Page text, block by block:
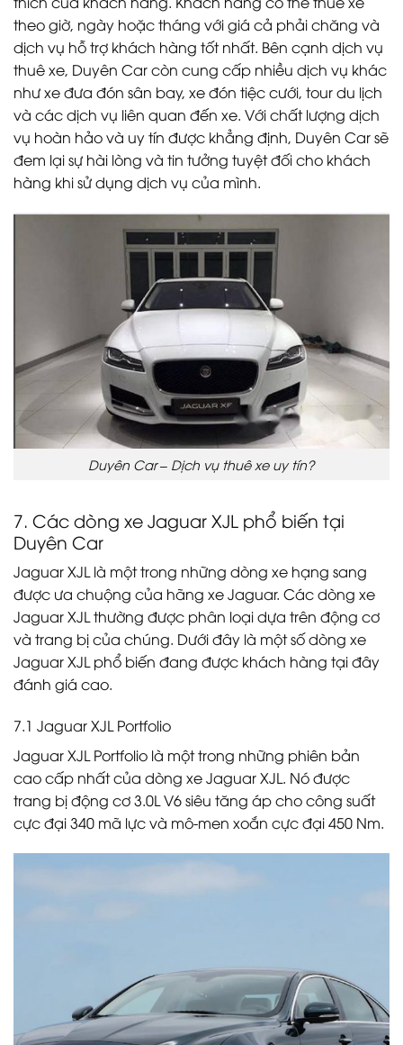
theo giờ, ngày hoặc tháng với giá cả phải chăng và
dịch vụ hỗ trợ khách hàng tốt nhất. Bên cạnh dịch vụ
thuê xe, Duyên Car còn cung cấp nhiều dịch vụ khác
như xe đưa đón sân bay, xe đón tiệc cưới, tour du lịch
và các dịch vụ liên quan đến xe. Với chất lượng dịch
vụ hoàn hảo và uy tín được khẳng định, Duyên Car sẽ
đem lại sự hài lòng và tin tưởng tuyệt đối cho khách
hàng khi sử dụng dịch vụ của mình.
Duyên Car – Dịch vụ thuê xe uy tín?
7. Các dòng xe Jaguar XJL phổ biến tại
Duyên Car
Jaguar XJL là một trong những dòng xe hạng sang
được ưa chuộng của hãng xe Jaguar. Các dòng xe
Jaguar XJL thường được phân loại dựa trên động cơ
và trang bị của chúng. Dưới đây là một số dòng xe
Jaguar XJL phổ biến đang được khách hàng tại đây
đánh giá cao.
7.1 Jaguar XJL Portfolio
Jaguar XJL Portfolio là một trong những phiên bản
cao cấp nhất của dòng xe Jaguar XJL. Nó được
trang bị động cơ 3.0L V6 siêu tăng áp cho công suất
cực đại 340 mã lực và mô-men xoắn cực đại 450 Nm.